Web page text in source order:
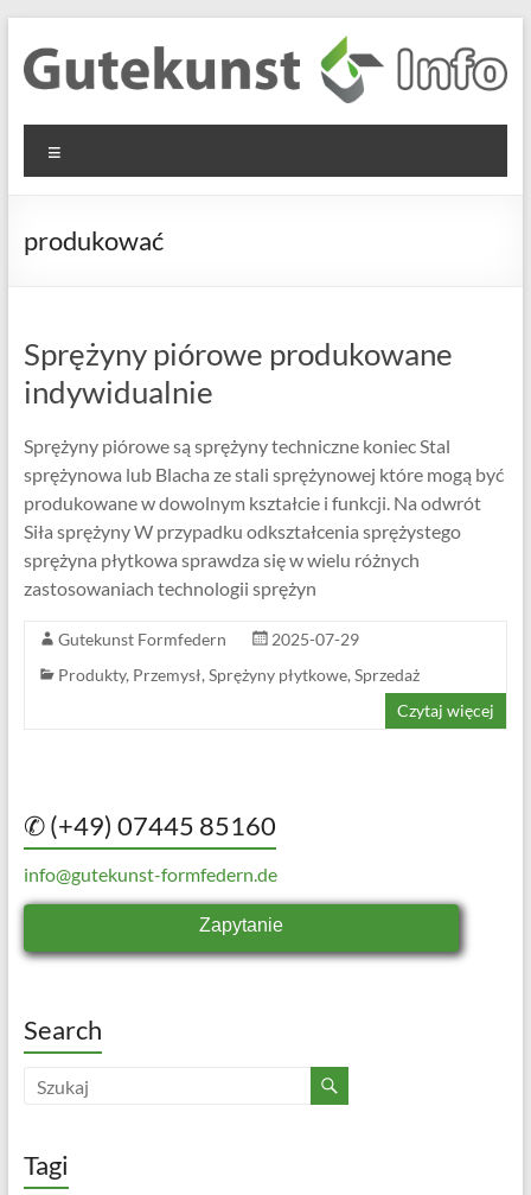
content
Gutekunst
Formfedern
GmbH
Informationen
Flachmaterial
produkować
Sprężyny piórowe produkowane
indywidualnie
Sprężyny piórowe są sprężyny techniczne koniec Stal
sprężynowa lub Blacha ze stali sprężynowej które mogą być
produkowane w dowolnym kształcie i funkcji. Na odwrót
Siła sprężyny W przypadku odkształcenia sprężystego
sprężyna płytkowa sprawdza się w wielu różnych
zastosowaniach technologii sprężyn
Gutekunst Formfedern
2025-07-29
Produkty, Przemysł, Sprężyny płytkowe, Sprzedaż
Czytaj więcej
✆ (+49) 07445 85160
info@gutekunst-formfedern.de
Zapytanie
Search
Tagi